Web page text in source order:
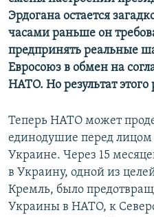
Эрдогана остается
часами раньше он
предпринять реальные
Евросоюз в обмен на
НАТО. Но результат
Теперь НАТО может
единодушие перед лицом
Украине. Через 15
в Украину, одной из
Кремль, было
Украины в НАТО, к